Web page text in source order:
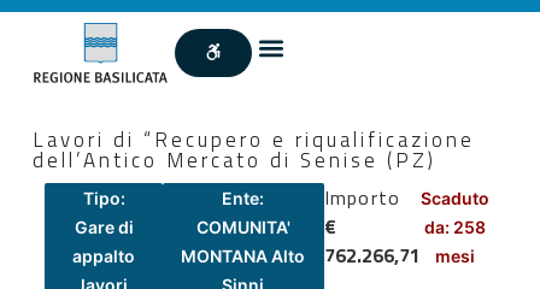
Lavori di “Recupero e riqualificazione
dell’Antico Mercato di Senise (PZ)
Tipo:
Gare di
appalto
lavori
Ente:
COMUNITA'
MONTANA Alto
Sinni
Importo
€
762.266,71
Scaduto
da: 258
mesi